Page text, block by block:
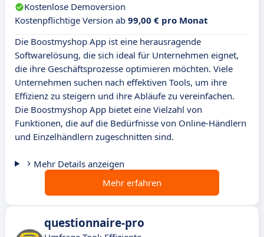
Kostenlose Demoversion
Kostenpflichtige Version ab 99,00 € pro Monat
Die Boostmyshop App ist eine herausragende
Softwarelösung, die sich ideal für Unternehmen eignet,
die ihre Geschäftsprozesse optimieren möchten. Viele
Unternehmen suchen nach effektiven Tools, um ihre
Effizienz zu steigern und ihre Abläufe zu vereinfachen.
Die Boostmyshop App bietet eine Vielzahl von
Funktionen, die auf die Bedürfnisse von Online-Händlern
und Einzelhändlern zugeschnitten sind.
Mehr Details anzeigen
Mehr erfahren
questionnaire-pro